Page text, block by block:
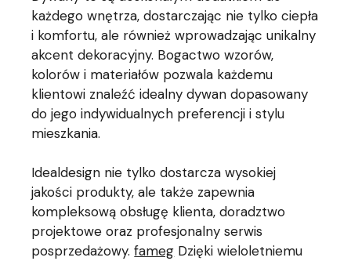
każdego wnętrza, dostarczając nie tylko ciepła
i komfortu, ale również wprowadzając unikalny
akcent dekoracyjny. Bogactwo wzorów,
kolorów i materiałów pozwala każdemu
klientowi znaleźć idealny dywan dopasowany
do jego indywidualnych preferencji i stylu
mieszkania.
Idealdesign nie tylko dostarcza wysokiej
jakości produkty, ale także zapewnia
kompleksową obsługę klienta, doradztwo
projektowe oraz profesjonalny serwis
posprzedażowy.fameg Dzięki wieloletniemu